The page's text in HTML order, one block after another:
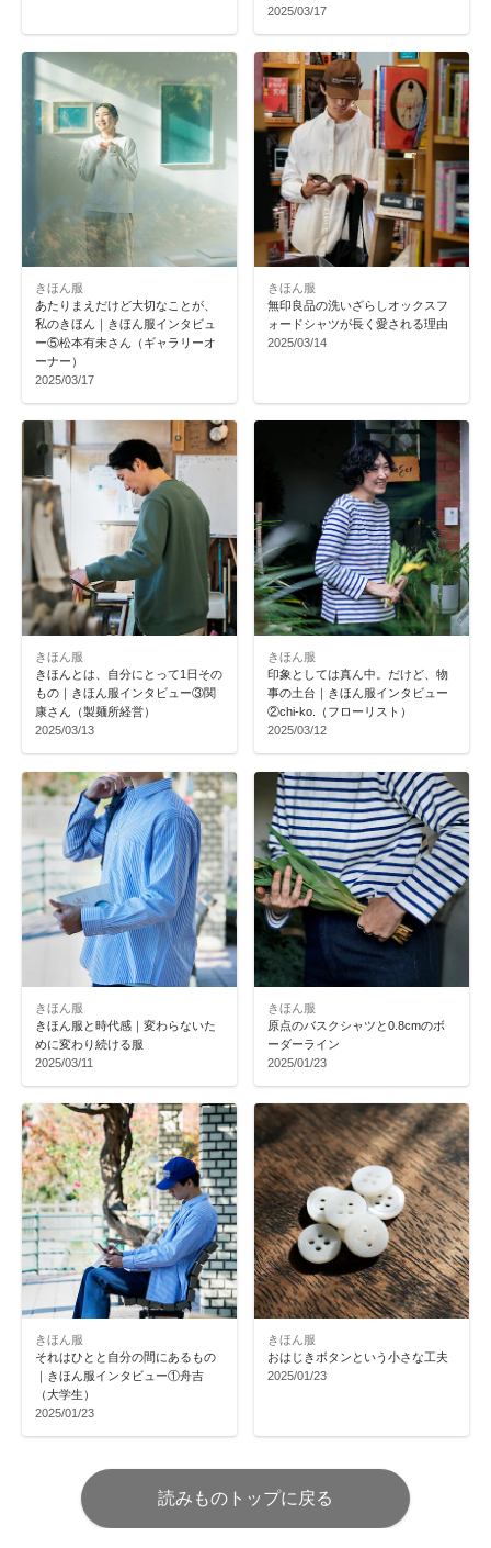
2025/03/17
きほん服
あたりまえだけど大切なことが、
私のきほん｜きほん服インタビュ
ー⑤松本有未さん（ギャラリーオ
ーナー）
2025/03/17
きほん服
無印良品の洗いざらしオックスフ
ォードシャツが長く愛される理由
2025/03/14
きほん服
きほんとは、自分にとって1日その
もの｜きほん服インタビュー③関
康さん（製麺所経営）
2025/03/13
きほん服
印象としては真ん中。だけど、物
事の土台｜きほん服インタビュー
②chi-ko.（フローリスト）
2025/03/12
きほん服
きほん服と時代感｜変わらないた
めに変わり続ける服
2025/03/11
きほん服
原点のバスクシャツと0.8cmのボ
ーダーライン
2025/01/23
きほん服
それはひとと自分の間にあるもの
｜きほん服インタビュー①舟吉
（大学生）
2025/01/23
きほん服
おはじきボタンという小さな工夫
2025/01/23
読みものトップに戻る